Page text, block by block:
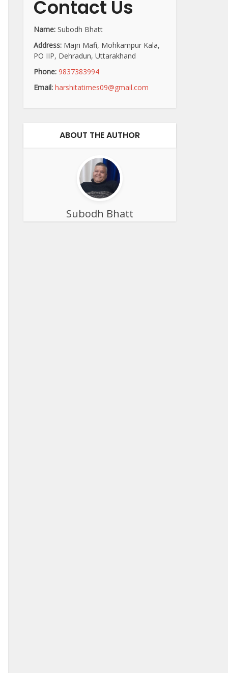
Contact Us
Name: Subodh Bhatt
Address: Majri Mafi, Mohkampur Kala,
PO IIP, Dehradun, Uttarakhand
Phone: 9837383994
Email: harshitatimes09@gmail.com
ABOUT THE AUTHOR
Subodh Bhatt